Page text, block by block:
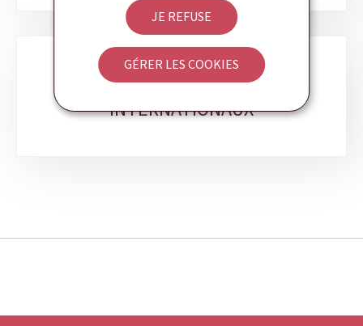
JE REFUSE
GÉRER LES COOKIES
SUIVI DES BENCHMARKS
INTERNATIONAUX